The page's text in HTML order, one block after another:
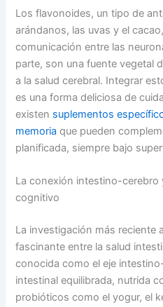
Los flavonoides, un tipo de
arándanos, las uvas y el
comunicación entre las
parte, son una fuente vegetal
a la salud cerebral. Integrar
es una forma deliciosa de
existen suplementos
memoria que pueden
planificada, siempre bajo
La conexión intestino-cerebro
cognitivo
La investigación más reciente
fascinante entre la salud
conocida como el eje
intestinal equilibrada, nutrida
probióticos como el yogur, el